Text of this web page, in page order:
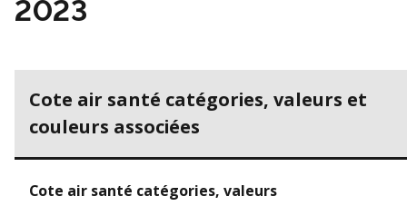
2023
Cote air santé catégories, valeurs et
couleurs associées
Cote air santé catégories, valeurs